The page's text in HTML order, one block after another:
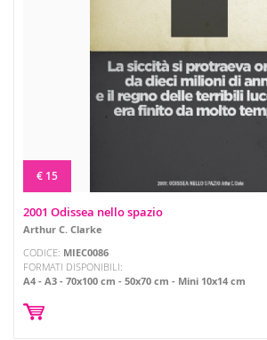
€ 15
2001 Odissea nello spazio
Arthur C. Clarke
CODICE: MIEC0086
FORMATI DISPONIBILI:
A4
A3 70x100 cm 50x70 cm Mini 10x14 cm